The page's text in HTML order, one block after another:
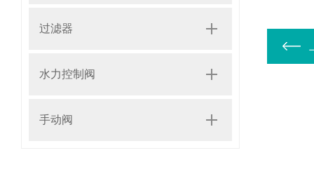
过滤器
水力控制阀
手动阀